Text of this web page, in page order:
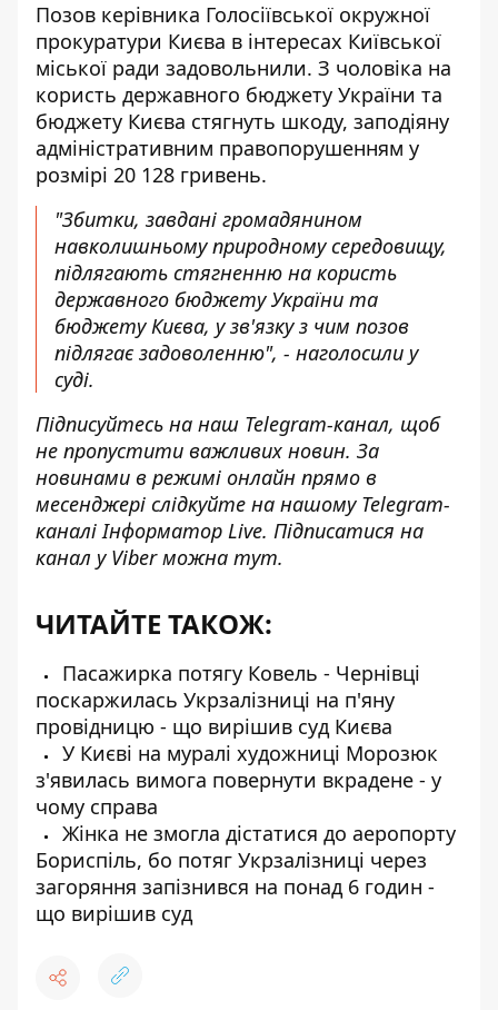
Позов керівника Голосіївської окружної
прокуратури Києва в інтересах Київської
міської ради задовольнили. З чоловіка на
користь державного бюджету України та
бюджету Києва стягнуть шкоду, заподіяну
адміністративним правопорушенням у
розмірі 20 128 гривень.
"Збитки, завдані громадянином
навколишньому природному середовищу,
підлягають стягненню на користь
державного бюджету України та
бюджету Києва, у зв'язку з чим позов
підлягає задоволенню", - наголосили у
суді.
Підписуйтесь на наш Telegram-канал, щоб
не пропустити важливих новин. За
новинами в режимі онлайн прямо в
месенджері слідкуйте на нашому Telegram-
каналіІнформатор Live. Підписатися на
канал у Viber можна тут.
ЧИТАЙТЕ ТАКОЖ:
Пасажирка потягу Ковель - Чернівці
поскаржилась Укрзалізниці на п'яну
провідницю - що вирішив суд Києва
У Києві на муралі художниці Морозюк
з'явилась вимога повернути вкрадене - у
чому справа
Жінка не змогла дістатися до аеропорту
Бориспіль, бо потяг Укрзалізниці через
загоряння запізнився на понад 6 годин -
що вирішив суд